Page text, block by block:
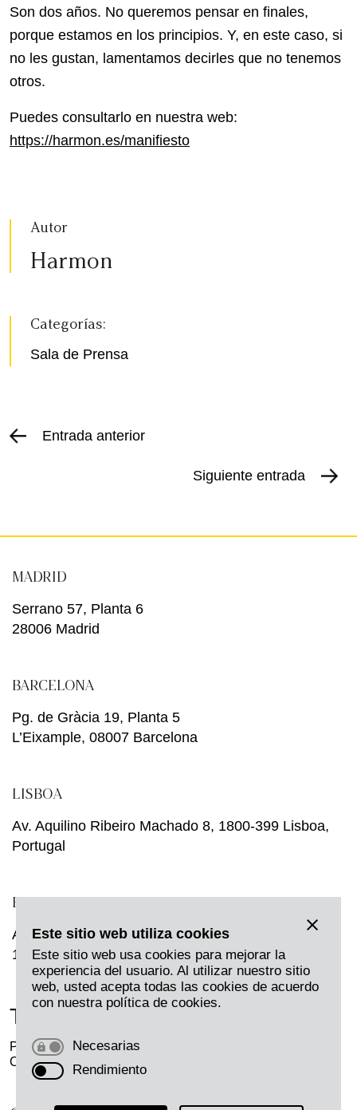
Son dos años. No queremos pensar en finales,
porque estamos en los principios. Y, en este caso, si
no les gustan, lamentamos decirles que no tenemos
otros.
Puedes consultarlo en nuestra web:
https://harmon.es/manifiesto
Autor
Harmon
Categorías:
Sala de Prensa
Entrada anterior
Siguiente entrada
MADRID
Serrano 57, Planta 6
28006 Madrid
BARCELONA
Pg. de Gràcia 19, Planta 5
L’Eixample, 08007 Barcelona
LISBOA
Av. Aquilino Ribeiro Machado 8, 1800-399 Lisboa,
Portugal
BRUSELAS
Avenue Louise, 231,
1050 Bruselas, Bélgica
Twitter LinkedIn
Privacidad Aviso Legal
Canal Ético H
Este sitio web utiliza cookies
Este sitio web usa cookies para mejorar la
experiencia del usuario. Al utilizar nuestro sitio
web, usted acepta todas las cookies de acuerdo
con nuestra política de cookies.
Necesarias
Rendimiento